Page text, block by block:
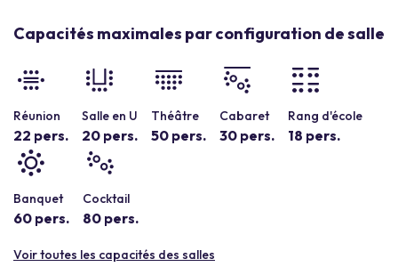
Capacités maximales par configuration de salle
Réunion
22 pers.
Salle en U
20 pers.
Théâtre
50 pers.
Cabaret
30 pers.
Rang d'école
18 pers.
Banquet
60 pers.
Cocktail
80 pers.
Voir toutes les capacités des salles